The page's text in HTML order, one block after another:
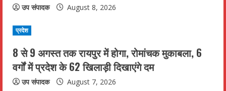
उप संपादक August 8, 2026
प्रदेश
8 से 9 अगस्त तक रायपुर में होगा, रोमांचक मुकाबला, 6
वर्गों में प्रदेश के 62 खिलाड़ी दिखाएंगे दम
उप संपादक August 7, 2026